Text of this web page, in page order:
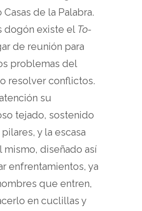
de la Palabra.
dogón existe el To-
de reunión para
problemas del
resolver conflictos.
su
tejado, sostenido
y la escasa
mismo, diseñado así
enfrentamientos, ya
que entren,
en cuclillas y